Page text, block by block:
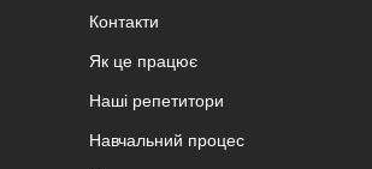
Контакти
Як це працює
Наші репетитори
Навчальний процес